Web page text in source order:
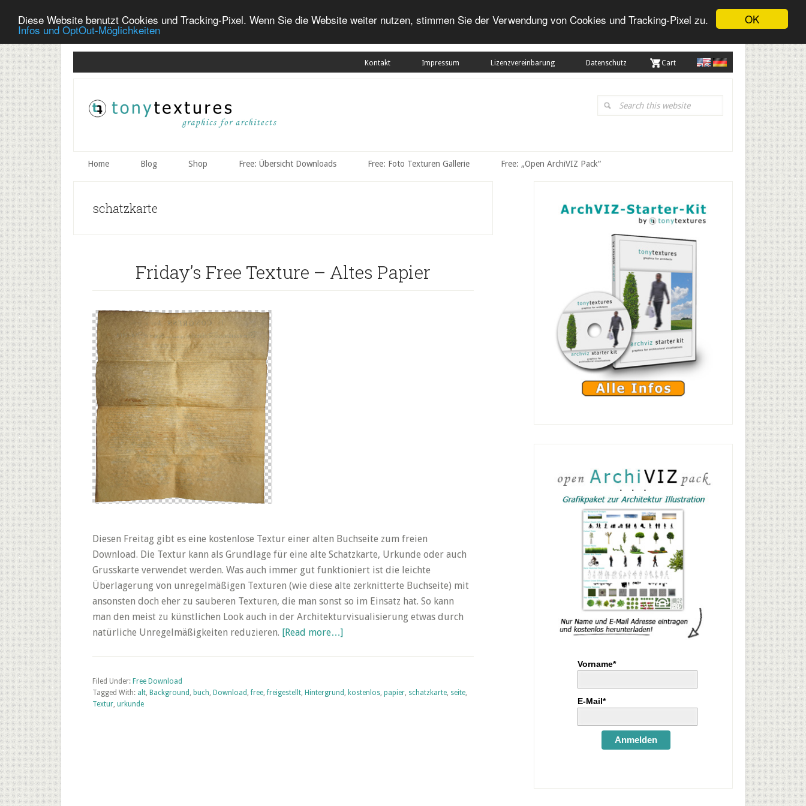
OK
Diese Website benutzt Cookies und Tracking-Pixel. Wenn Sie die Website weiter nutzen, stimmen Sie der Verwendung von Cookies und Tracking-Pixel zu.
Infos und OptOut-Möglichkeiten
Skip
to
secondary
menu
Skip
to
main
content
Skip
to
primary
sidebar
Kontakt Impressum Lizenzvereinbarung Datenschutz . Cart
Search
Home Blog Shop Free: Übersicht Downloads Free: Foto Texturen Gallerie Free: „Open ArchiVIZ Pack“
schatzkarte
Friday’s Free Texture – Altes Papier
Diesen Freitag gibt es eine kostenlose Textur einer alten Buchseite zum freien
Download. Die Textur kann als Grundlage für eine alte Schatzkarte, Urkunde oder auch
Grusskarte verwendet werden. Was auch immer gut funktioniert ist die leichte
Überlagerung von unregelmäßigen Texturen (wie diese alte zerknitterte Buchseite) mit
ansonsten doch eher zu sauberen Texturen, die man sonst so im Einsatz hat. So kann
man den meist zu künstlichen Look auch in der Architekturvisualisierung etwas durch
natürliche Unregelmäßigkeiten reduzieren. [Read more…]about
–
Filed Under: Free Download
Tagged With: alt, Background , buch, Download ,free,freigestellt, Hintergrund , kostenlos, papier, schatzkarte, seite,
Textur, urkunde
Sidebar
Vorname*
E-Mail*
Anmelden